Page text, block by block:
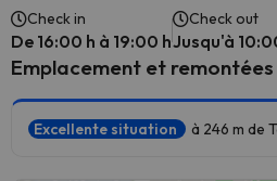
Check in
De 16:00 h à 19:00 h
Check out
Jusqu'à
Emplacement et
Excellente situation à 246 m de